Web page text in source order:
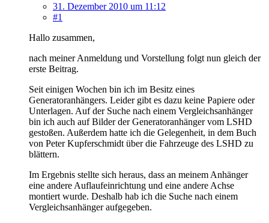
31. Dezember 2010 um 11:12
#1
Hallo zusammen,
nach meiner Anmeldung und Vorstellung folgt nun gleich der
erste Beitrag.
Seit einigen Wochen bin ich im Besitz eines
Generatoranhängers. Leider gibt es dazu keine Papiere oder
Unterlagen. Auf der Suche nach einem Vergleichsanhänger
bin ich auch auf Bilder der Generatoranhänger vom LSHD
gestoßen. Außerdem hatte ich die Gelegenheit, in dem Buch
von Peter Kupferschmidt über die Fahrzeuge des LSHD zu
blättern.
Im Ergebnis stellte sich heraus, dass an meinem Anhänger
eine andere Auflaufeinrichtung und eine andere Achse
montiert wurde. Deshalb hab ich die Suche nach einem
Vergleichsanhänger aufgegeben.